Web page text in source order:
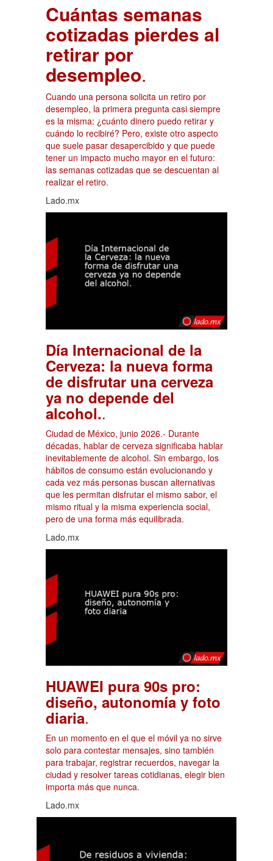
Cuántas semanas
cotizadas pierdes al
retirar por
desempleo.
Cuando una persona solicita un retiro por
desempleo, la primera pregunta casi siempre
es la misma: ¿cuánto dinero puedo retirar y
cuándo lo recibiré? Pero, existe otro aspecto
que suele pasar desapercibido y que puede
tener un impacto mucho mayor en el futuro:
las semanas cotizadas que se descuentan al
realizar el retiro.
Lado.mx
Día Internacional de la
Cerveza: la nueva forma
de disfrutar una cerveza
ya no depende del
alcohol..
Ciudad de México, junio 2026.- Durante
décadas, hablar de cerveza significaba hablar
inevitablemente de alcohol. Sin embargo, los
hábitos de consumo están evolucionando y
cada vez más personas buscan alternativas
que les permitan disfrutar el mismo sabor, el
mismo ritual y la misma experiencia social,
pero de una forma más equilibrada.
Lado.mx
HUAWEI pura 90s pro:
diseño, autonomía y foto
diaria.
En un momento en el que el móvil ya no sirve
solo para contestar mensajes, sino también
para trabajar, registrar recuerdos, navegar la
ciudad y resolver tareas cotidianas, elegir bien
importa más que nunca.
Lado.mx